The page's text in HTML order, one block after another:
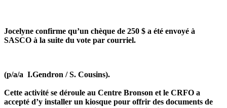
Jocelyne confirme qu’un chèque de 250 $ a été envoyé à
SASCO à la suite du vote par courriel.
(p/a/a I.Gendron / S. Cousins).
Cette activité se déroule au Centre Bronson et le CRFO a
accepté d’y installer un kiosque pour offrir des documents de